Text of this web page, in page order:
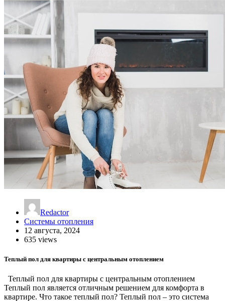
Redactor
Системы отопления
12 августа, 2024
635 views
Теплый пол для квартиры с центральным отоплением
Теплый пол для квартиры с центральным отоплением
Теплый пол является отличным решением для комфорта в
квартире. Что такое теплый пол? Теплый пол – это система